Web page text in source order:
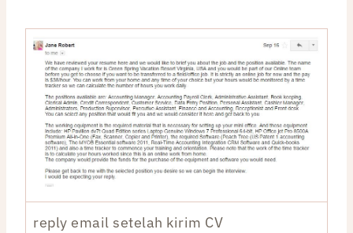
reply email setelah kirim CV